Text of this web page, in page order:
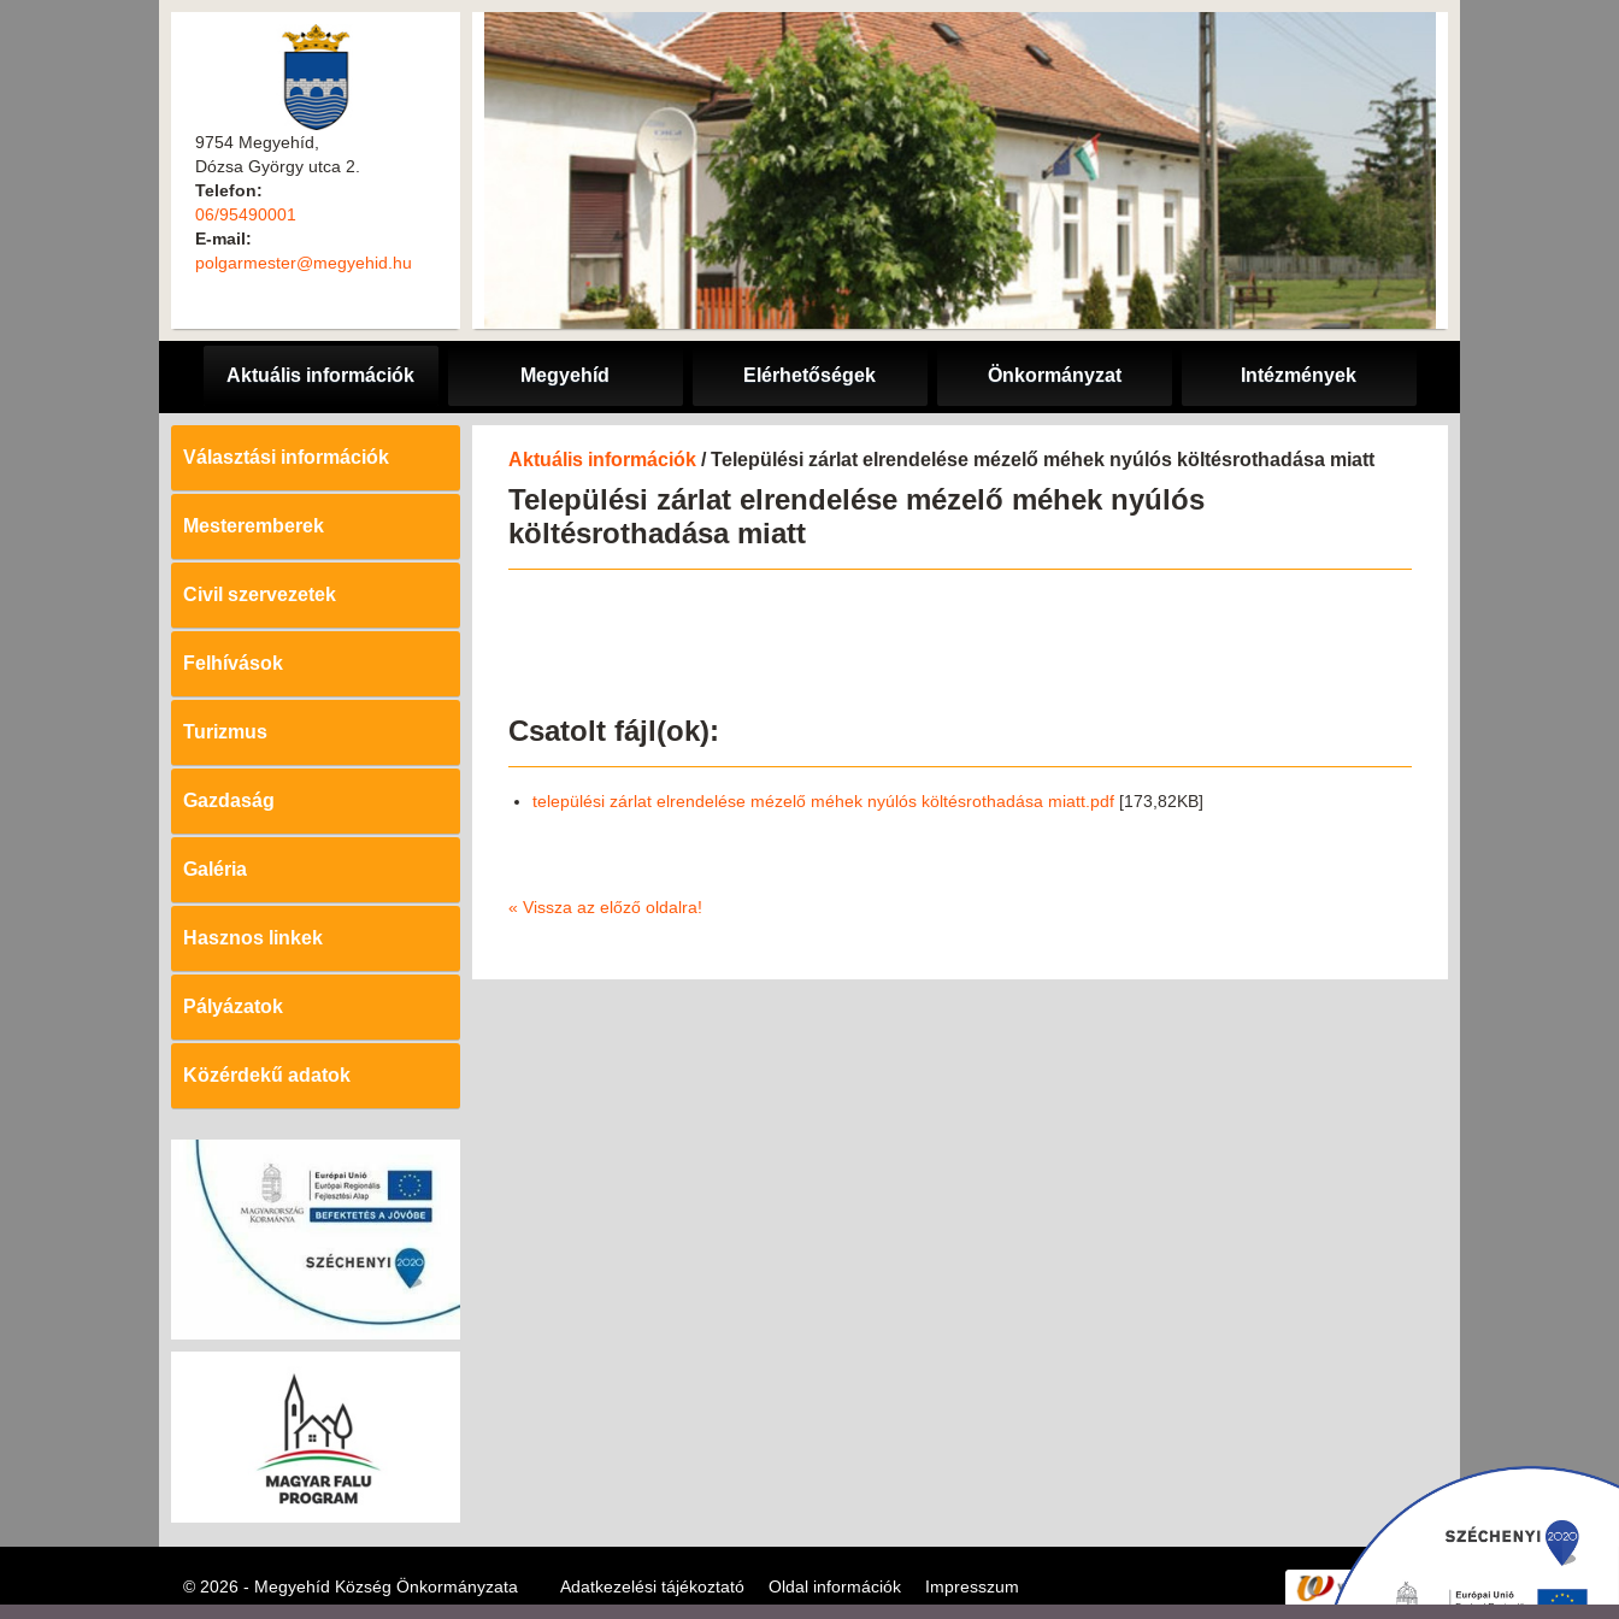
9754 Megyehíd,
Dózsa György utca 2.
Telefon:
06/95490001
E-mail:
polgarmester@megyehid.hu
Aktuális információk Megyehíd Elérhetőségek Önkormányzat Intézmények
Választási információk
Mesteremberek
Civil szervezetek
Felhívások
Turizmus
Gazdaság
Galéria
Hasznos linkek
Pályázatok
Közérdekű adatok
Aktuális információk / Települési zárlat elrendelése mézelő méhek nyúlós költésrothadása miatt
Települési zárlat elrendelése mézelő méhek nyúlós
költésrothadása miatt
Csatolt fájl(ok):
települési zárlat elrendelése mézelő méhek nyúlós költésrothadása miatt.pdf [173,82KB]
« Vissza az előző oldalra!
© 2026 - Megyehíd Község Önkormányzata Adatkezelési tájékoztató Oldal információk Impresszum